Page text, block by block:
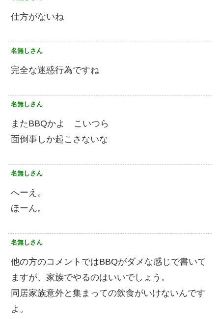
仕方がないね
名無しさん
完全な迷惑行為ですね
名無しさん
またBBQかよ こいつら
面倒事しか起こさないな
名無しさん
へーえ。
ほーん。
名無しさん
他の方のコメントではBBQがダメな感じで書いて
ますが、家族でやるのはいいでしょう。
同居家族意外と集まっての飲食がいけないんです
よ。